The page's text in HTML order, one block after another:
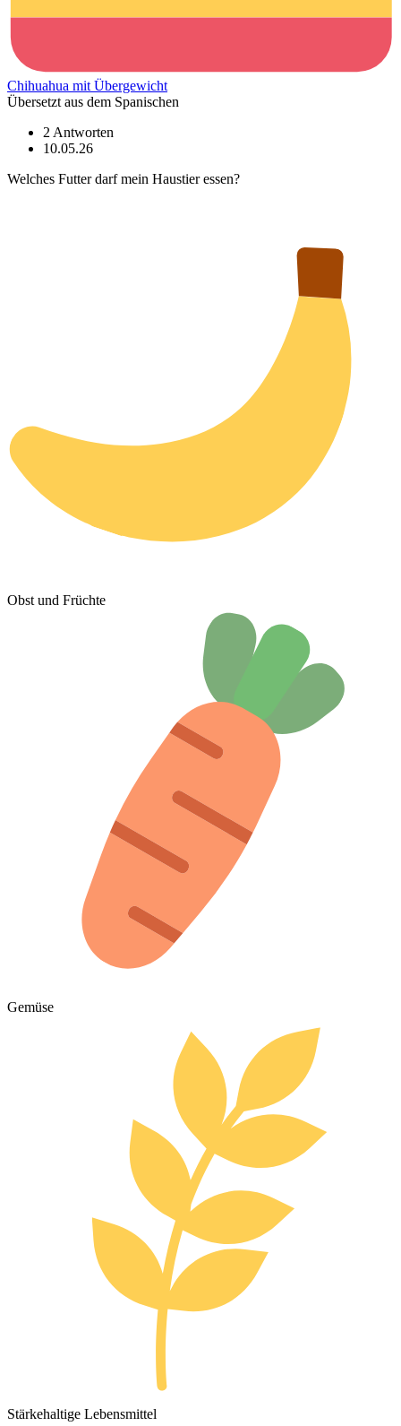
Chihuahua mit Übergewicht
Übersetzt aus dem Spanischen
2 Antworten
10.05.26
Welches Futter darf mein Haustier essen?
Obst und Früchte
Gemüse
Stärkehaltige Lebensmittel